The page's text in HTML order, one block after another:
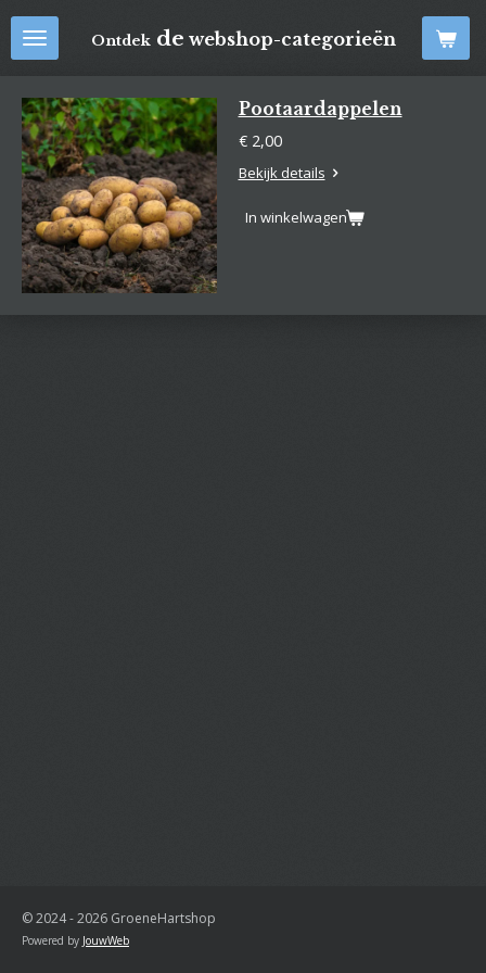
Ga
direct
hoofdinhoud
Ontdekde webshop-categorieën
Pootaardappelen
€ 2,00
Bekijk details
In winkelwagen
© 2024 - 2026 GroeneHartshop
Powered by JouwWeb